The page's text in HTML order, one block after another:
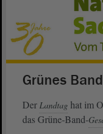
Grünes
Der Landtag hat im
das Grüne-Band-